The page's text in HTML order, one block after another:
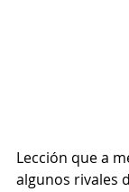
Lección que a
algunos rivales